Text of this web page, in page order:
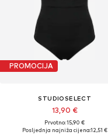
PROMOCIJA
STUDIOSELECT
13,90 €
Prvotno: 15,90 €
Posljednja najniža cijena:12,51 €